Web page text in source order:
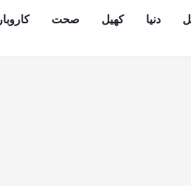
دنیا کھیل صحت کاروبار